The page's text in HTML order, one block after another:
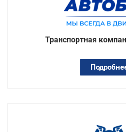
Транспортная